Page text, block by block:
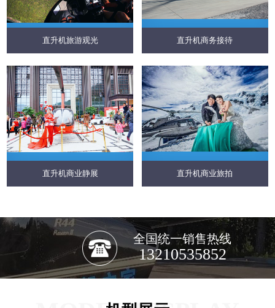
直升机旅游观光 直升机商务接待
直升机商业静展 直升机商业旅拍
全国统一销售热线
13210535852